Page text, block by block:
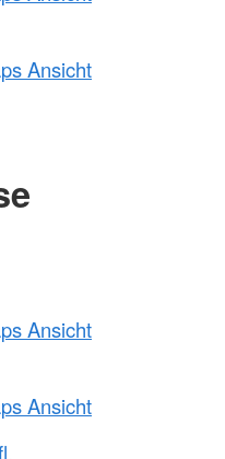
Ansicht
Ansicht
Ansicht